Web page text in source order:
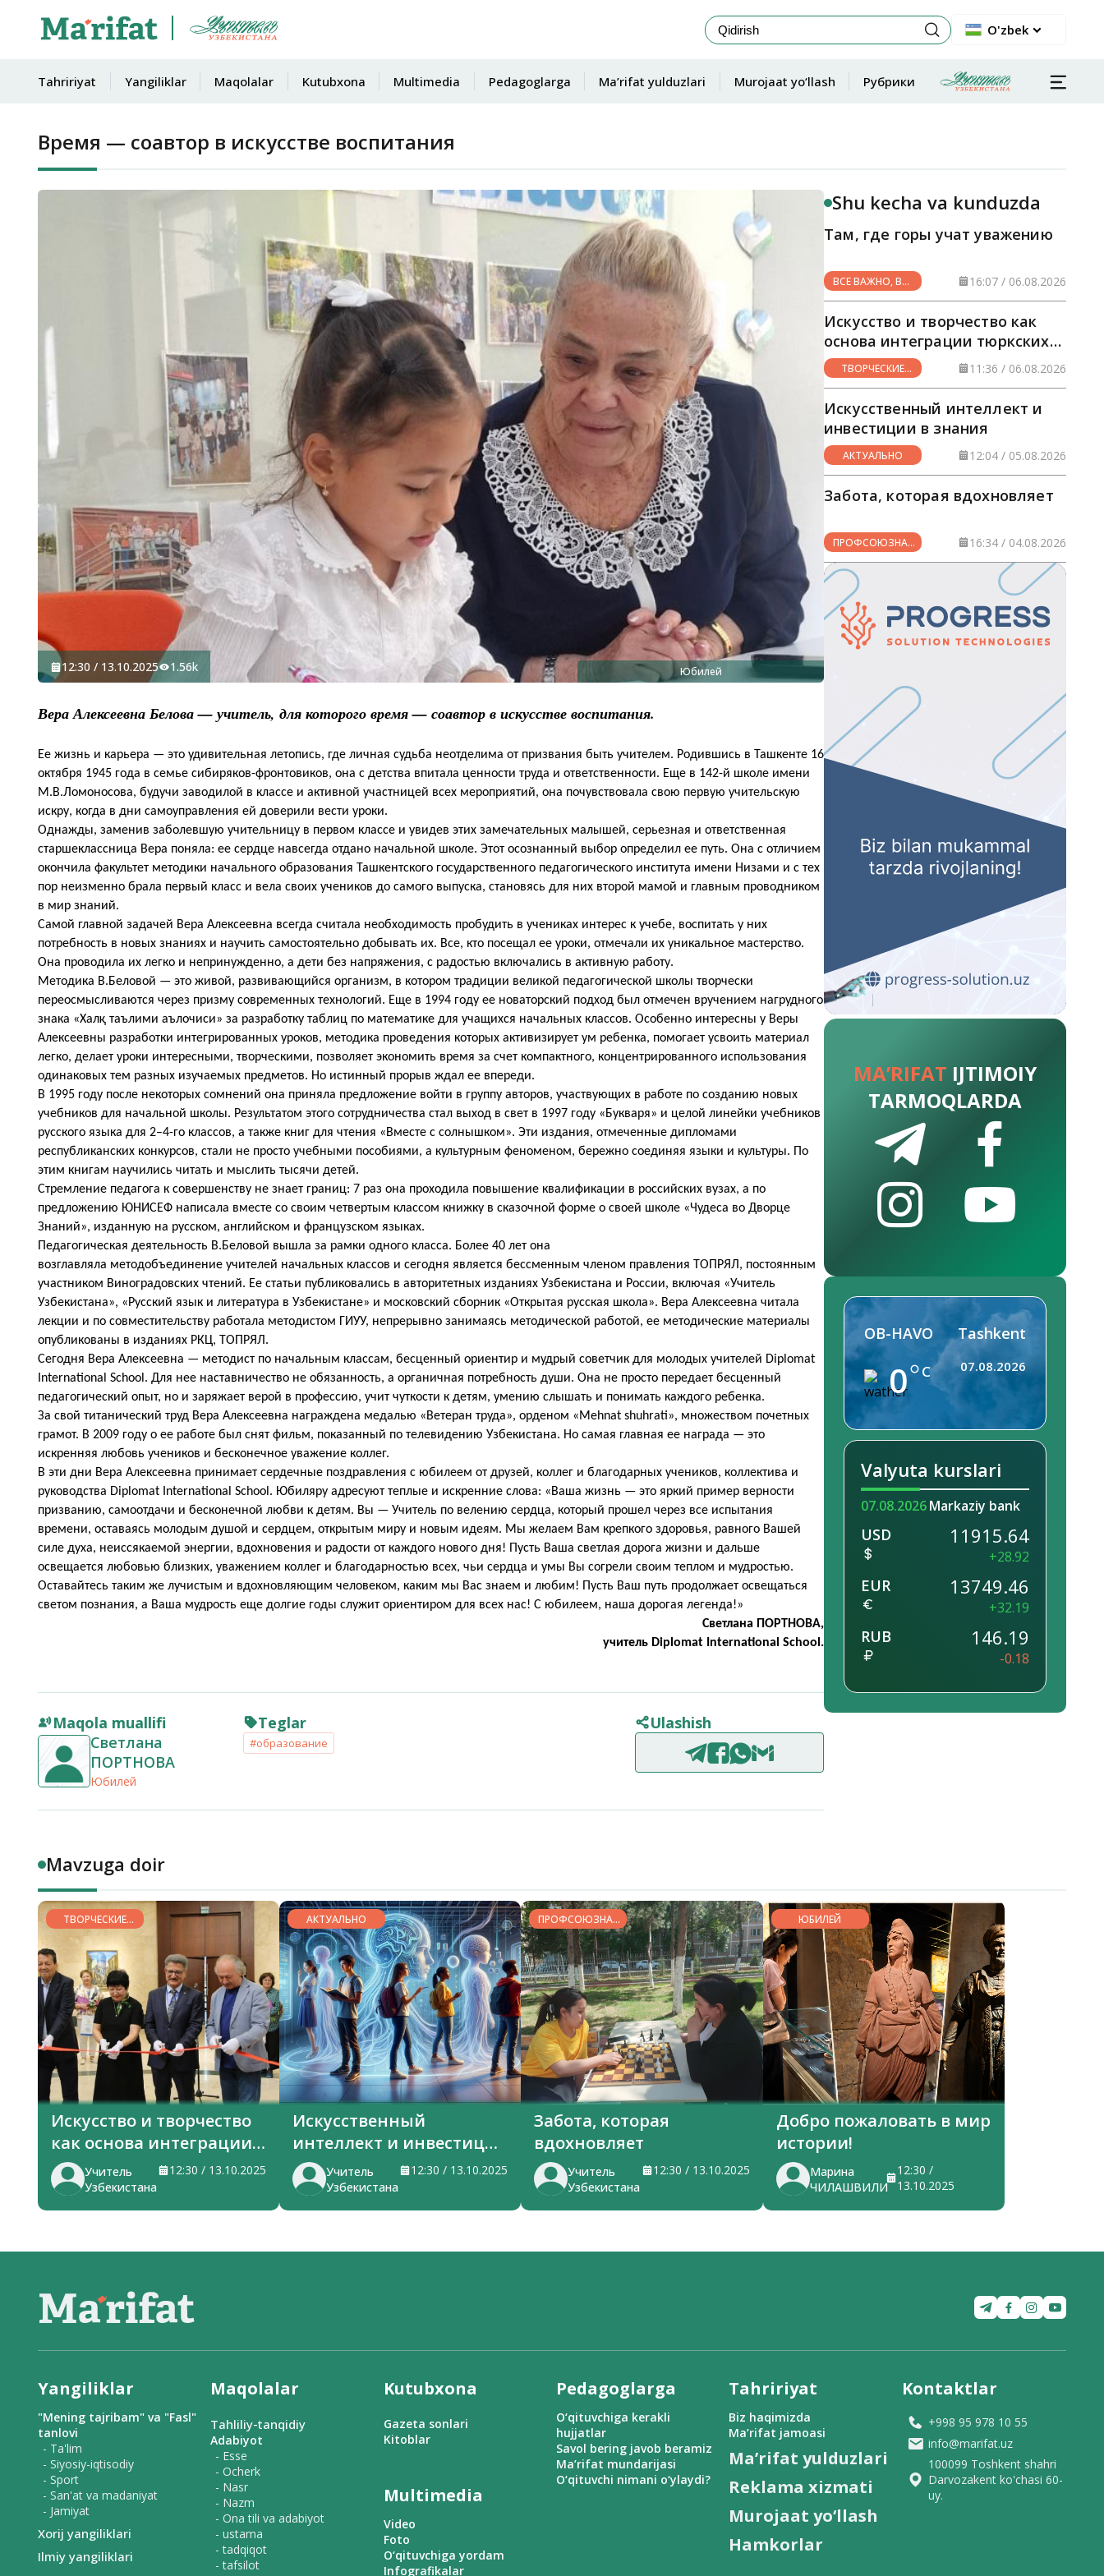
O'zbek
Tahririyat Yangiliklar Maqolalar Kutubxona Multimedia Pedagoglarga Ma’rifat yulduzlari Murojaat yo‘llash Рубрики
Время — соавтор в искусстве воспитания
Юбилей
12:30 / 13.10.2025 1.56k
Вера Алексеевна Белова — учитель, для которого время — соавтор в искусстве воспитания.
Ее жизнь и карьера — это удивительная летопись, где личная судьба неотделима от призвания быть учителем. Родившись в Ташкенте 16
октября 1945 года в семье сибиряков-фронтовиков, она с детства впитала ценности труда и ответственности. Еще в 142-й школе имени
М.В.Ломоносова, будучи заводилой в классе и активной участницей всех мероприятий, она почувствовала свою первую учительскую
искру, когда в дни самоуправления ей доверили вести уроки.
Однажды, заменив заболевшую учительницу в первом классе и увидев этих замечательных малышей, серьезная и ответственная
старшеклассница Вера поняла: ее сердце навсегда отдано начальной школе. Этот осознанный выбор определил ее путь. Она с отличием
окончила факультет методики начального образования Ташкентского государственного педагогического института имени Низами и с тех
пор неизменно брала первый класс и вела своих учеников до самого выпуска, становясь для них второй мамой и главным проводником
в мир знаний.
Самой главной задачей Вера Алексеевна всегда считала необходимость пробудить в учениках интерес к учебе, воспитать у них
потребность в новых знаниях и научить самостоятельно добывать их. Все, кто посещал ее уроки, отмечали их уникальное мастерство.
Она проводила их легко и непринужденно, а дети без напряжения, с радостью включались в активную работу.
Методика В.Беловой — это живой, развивающийся организм, в котором традиции великой педагогической школы творчески
переосмысливаются через призму современных технологий. Еще в 1994 году ее новаторский подход был отмечен вручением нагрудного
знака «Халқ таълими аълочиси» за разработку таблиц по математике для учащихся начальных классов. Особенно интересны у Веры
Алексеевны разработки интегрированных уроков, методика проведения которых активизирует ум ребенка, помогает усвоить материал
легко, делает уроки интересными, творческими, позволяет экономить время за счет компактного, концентрированного использования
одинаковых тем разных изучаемых предметов. Но истинный прорыв ждал ее впереди.
В 1995 году после некоторых сомнений она приняла предложение войти в группу авторов, участвующих в работе по созданию новых
учебников для начальной школы. Результатом этого сотрудничества стал выход в свет в 1997 году «Букваря» и целой линейки учебников
русского языка для 2–4-го классов, а также книг для чтения «Вместе с солнышком». Эти издания, отмеченные дипломами
республиканских конкурсов, стали не просто учебными пособиями, а культурным феноменом, бережно соединяя языки и культуры. По
этим книгам научились читать и мыслить тысячи детей.
Стремление педагога к совершенству не знает границ: 7 раз она проходила повышение квалификации в российских вузах, а по
предложению ЮНИСЕФ написала вместе со своим четвертым классом книжку в сказочной форме о своей школе «Чудеса во Дворце
Знаний», изданную на русском, английском и французском языках.
Педагогическая деятельность В.Беловой вышла за рамки одного класса. Более 40 лет она
возглавляла методобъединение учителей начальных классов и сегодня является бессменным членом правления ТОПРЯЛ, постоянным
участником Виноградовских чтений. Ее статьи публиковались в авторитетных изданиях Узбекистана и России, включая «Учитель
Узбекистана», «Русский язык и литература в Узбекистане» и московский сборник «Открытая русская школа». Вера Алексеевна читала
лекции и по совместительству работала методистом ГИУУ, непрерывно занимаясь методической работой, ее методические материалы
опубликованы в изданиях РКЦ, ТОПРЯЛ.
Сегодня Вера Алексеевна — методист по начальным классам, бесценный ориентир и мудрый советчик для молодых учителей Diplomat
International School. Для нее наставничество не обязанность, а органичная потребность души. Она не просто передает бесценный
педагогический опыт, но и заряжает верой в профессию, учит чуткости к детям, умению слышать и понимать каждого ребенка.
За свой титанический труд Вера Алексеевна награждена медалью «Ветеран труда», орденом «Mehnat shuhrati», множеством почетных
грамот. В 2009 году о ее работе был снят фильм, показанный по телевидению Узбекистана. Но самая главная ее награда — это
искренняя любовь учеников и бесконечное уважение коллег.
В эти дни Вера Алексеевна принимает сердечные поздравления с юбилеем от друзей, коллег и благодарных учеников, коллектива и
руководства Diplomat International School. Юбиляру адресуют теплые и искренние слова: «Ваша жизнь — это яркий пример верности
призванию, самоотдачи и бесконечной любви к детям. Вы — Учитель по велению сердца, который прошел через все испытания
времени, оставаясь молодым душой и сердцем, открытым миру и новым идеям. Мы желаем Вам крепкого здоровья, равного Вашей
силе духа, неиссякаемой энергии, вдохновения и радости от каждого нового дня! Пусть Ваша светлая дорога жизни и дальше
освещается любовью близких, уважением коллег и благодарностью всех, чьи сердца и умы Вы согрели своим теплом и мудростью.
Оставайтесь таким же лучистым и вдохновляющим человеком, каким мы Вас знаем и любим! Пусть Ваш путь продолжает освещаться
светом познания, а Ваша мудрость еще долгие годы служит ориентиром для всех нас! С юбилеем, наша дорогая легенда!»
Светлана ПОРТНОВА,
учитель Diplomat International School.
Maqola muallifi
Светлана
ПОРТНОВА
Юбилей
Teglar
#образование
Ulashish
Shu kecha va kunduzda
Там, где горы учат уважению
ВСЕ ВАЖНО, ВСЕ
НУЖНО
16:07 / 06.08.2026
Искусство и творчество как
основа интеграции тюркских
стран
ТВОРЧЕСКИЕ
ГОРИЗОНТЫ
11:36 / 06.08.2026
Искусственный интеллект и
инвестиции в знания
АКТУАЛЬНО 12:04 / 05.08.2026
Забота, которая вдохновляет
ПРОФСОЮЗНАЯ
ЖИЗНЬ
16:34 / 04.08.2026
MA’RIFAT IJTIMOIY
TARMOQLARDA
OB-HAVO
0 C
Tashkent
07.08.2026
Valyuta kurslari
07.08.2026Markaziy bank
USD 11915.64
+28.92
EUR 13749.46
+32.19
RUB 146.19
-0.18
Mavzuga doir
ТВОРЧЕСКИЕ
ГОРИЗОНТЫ
Искусство и творчество
как основа интеграции
тюркских стран
Учитель
Узбекистана
12:30 / 13.10.2025
АКТУАЛЬНО
Искусственный
интеллект и инвестиции
в знания
Учитель
Узбекистана
12:30 / 13.10.2025
ПРОФСОЮЗНАЯ
ЖИЗНЬ
Забота, которая
вдохновляет
Учитель
Узбекистана
12:30 / 13.10.2025
ЮБИЛЕЙ
Добро пожаловать в мир
истории!
Марина
ЧИЛАШВИЛИ
12:30 /
13.10.2025
Yangiliklar
"Mening tajribam" va "Fasl"
tanlovi
- Ta'lim
- Siyosiy-iqtisodiy
- Sport
- San'at va madaniyat
- Jamiyat
Xorij yangiliklari
Ilmiy yangiliklari
Maqolalar
Tahliliy-tanqidiy
Adabiyot
- Esse
- Ocherk
- Nasr
- Nazm
- Ona tili va adabiyot
- ustama
- tadqiqot
- tafsilot
Kutubxona
Gazeta sonlari
Kitoblar
Multimedia
Video
Foto
O‘qituvchiga yordam
Infografikalar
Pedagoglarga
O‘qituvchiga kerakli
hujjatlar
Savol bering javob beramiz
Ma’rifat mundarijasi
O‘qituvchi nimani o‘ylaydi?
Tahririyat
Biz haqimizda
Ma’rifat jamoasi
Ma’rifat yulduzlari
Reklama xizmati
Murojaat yo‘llash
Hamkorlar
Kontaktlar
+998 95 978 10 55
info@marifat.uz
100099 Toshkent shahri
Darvozakent ko'chasi 60-
uy.